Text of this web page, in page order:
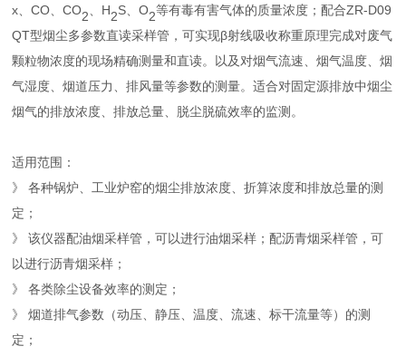
x、CO、CO2 、H2S、O2等有毒有害气体的质量浓度；配合ZR-D09
QT型烟尘多参数直读采样管，可实现β射线吸收称重原理完成对废气
颗粒物浓度的现场精确测量和直读。以及对烟气流速、烟气温度、烟
气湿度、烟道压力、排风量等参数的测量。适合对固定源排放中烟尘
烟气的排放浓度、排放总量、脱尘脱硫效率的监测。
适用范围：
》 各种锅炉、工业炉窑的烟尘排放浓度、折算浓度和排放总量的测
定；
》 该仪器配油烟采样管，可以进行油烟采样；配沥青烟采样管，可
以进行沥青烟采样；
》 各类除尘设备效率的测定；
》 烟道排气参数（动压、静压、温度、流速、标干流量等）的测
定；